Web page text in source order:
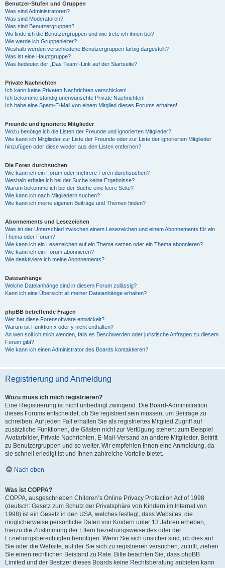
Benutzer-Stufen und Gruppen
Was sind Administratoren?
Was sind Moderatoren?
Was sind Benutzergruppen?
Wo finde ich die Benutzergruppen und wie trete ich ihnen bei?
Wie werde ich Gruppenleiter?
Weshalb werden verschiedene Benutzergruppen farbig dargestellt?
Was ist eine Hauptgruppe?
Was bedeutet der „Das Team“-Link auf der Startseite?
Private Nachrichten
Ich kann keine Privaten Nachrichten verschicken!
Ich bekomme ständig unerwünschte Private Nachrichten!
Ich habe eine Spam-E-Mail von einem Mitglied dieses Forums erhalten!
Freunde und ignorierte Mitglieder
Wozu benötige ich die Listen der Freunde und ignorierten Mitglieder?
Wie kann ich Mitglieder zur Liste der Freunde oder zur Liste der ignorierten Mitglieder
hinzufügen oder diese wieder aus den Listen entfernen?
Die Foren durchsuchen
Wie kann ich ein Forum oder mehrere Foren durchsuchen?
Weshalb erhalte ich bei der Suche keine Ergebnisse?
Warum bekomme ich bei der Suche eine leere Seite?
Wie kann ich nach Mitgliedern suchen?
Wie kann ich meine eigenen Beiträge und Themen finden?
Abonnements und Lesezeichen
Was ist der Unterschied zwischen einem Lesezeichen und einem Abonnements für ein
Thema oder Forum?
Wie kann ich ein Lesezeichen auf ein Thema setzen oder ein Thema abonnieren?
Wie kann ich ein Forum abonnieren?
Wie deaktiviere ich meine Abonnements?
Dateianhänge
Welche Dateianhänge sind in diesem Forum zulässig?
Kann ich eine Übersicht all meiner Dateianhänge erhalten?
phpBB betreffende Fragen
Wer hat diese Forensoftware entwickelt?
Warum ist Funktion x oder y nicht enthalten?
An wen soll ich mich wenden, falls es Beschwerden oder juristische Anfragen zu diesem
Forum gibt?
Wie kann ich einen Administrator des Boards kontaktieren?
Registrierung und Anmeldung
Wozu muss ich mich registrieren?
Eine Registrierung ist nicht unbedingt zwingend. Die Board-Administration
dieses Forums entscheidet, ob Sie registriert sein müssen, um Beiträge zu
schreiben. Auf jeden Fall erhalten Sie als registriertes Mitglied Zugriff auf
zusätzliche Funktionen, die Gästen nicht zur Verfügung stehen: zum Beispiel
Avatarbilder, Private Nachrichten, E-Mail-Versand an andere Mitglieder, Beitritt
zu Benutzergruppen und so weiter. Wir empfehlen Ihnen eine Anmeldung, da
sie schnell erledigt ist und Ihnen zahlreiche Vorteile bietet.
Nach oben
Was ist COPPA?
COPPA, ausgeschrieben Children’s Online Privacy Protection Act of 1998
(deutsch: Gesetz zum Schutz der Privatsphäre von Kindern im Internet von
1998) ist ein Gesetz in den USA, welches festlegt, dass Websites, die
möglicherweise persönliche Daten von Kindern unter 13 Jahren erheben,
hierzu die Zustimmung der Eltern beziehungsweise des oder der
Erziehungsberechtigten benötigen. Wenn Sie sich unsicher sind, ob dies auf
Sie oder die Website, auf der Sie sich zu registrieren versuchen, zutrifft, ziehen
Sie einen rechtlichen Beistand zu Rate. Bitte beachten Sie, dass phpBB
Limited und der Besitzer dieses Boards keine Rechtsberatung anbieten kann